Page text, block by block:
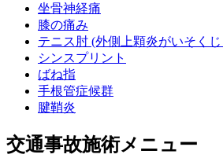
坐骨神経痛
膝の痛み
テニス肘 (外側上顆炎がいそく
シンスプリント
ばね指
手根管症候群
腱鞘炎
交通事故施術メニュー